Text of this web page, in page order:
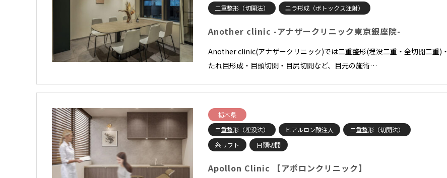
二重整形（切開法）
エラ形成（ボトックス注射）
Another clinic -アナザークリニック東京銀座院-
Another clinic(アナザークリニック)では二重整形(埋没二重・全切開二重)・
たれ目形成・目頭切開・目尻切開など、目元の施術…
栃木県
二重整形（埋没法）
ヒアルロン酸注入
二重整形（切開法）
糸リフト
目頭切開
Apollon Clinic 【アポロンクリニック】